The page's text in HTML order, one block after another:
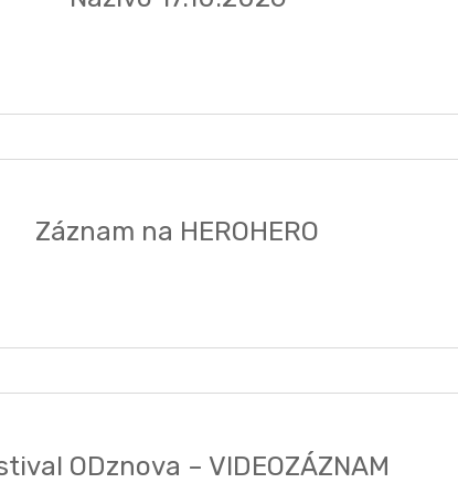
Záznam na HEROHERO
ODznova – VIDEOZÁZNAM